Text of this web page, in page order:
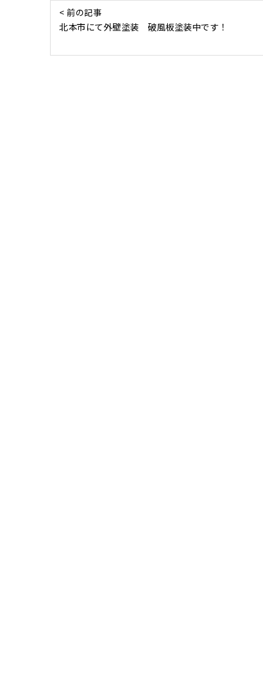
< 前の記事
北本市にて外壁塗装 破風板塗装中です！